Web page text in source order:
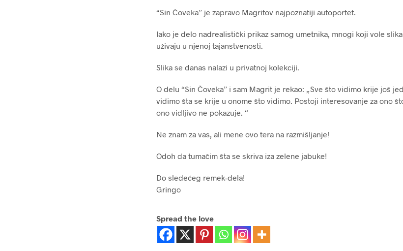
“Sin Čoveka” je zapravo Magritov najpoznatiji autoportet.
Iako je delo nadrealistički prikaz samog umetnika, mnogi koji vole
uživaju u njenoj tajanstvenosti.
Slika se danas nalazi u privatnoj kolekciji.
O delu “Sin Čoveka” i sam Magrit je rekao: „Sve što vidimo krije još
vidimo šta se krije u onome što vidimo. Postoji interesovanje za ono
ono vidljivo ne pokazuje. “
Ne znam za vas, ali mene ovo tera na razmišljanje!
Odoh da tumačim šta se skriva iza zelene jabuke!
Do sledećeg remek-dela!
Gringo
Spread the love